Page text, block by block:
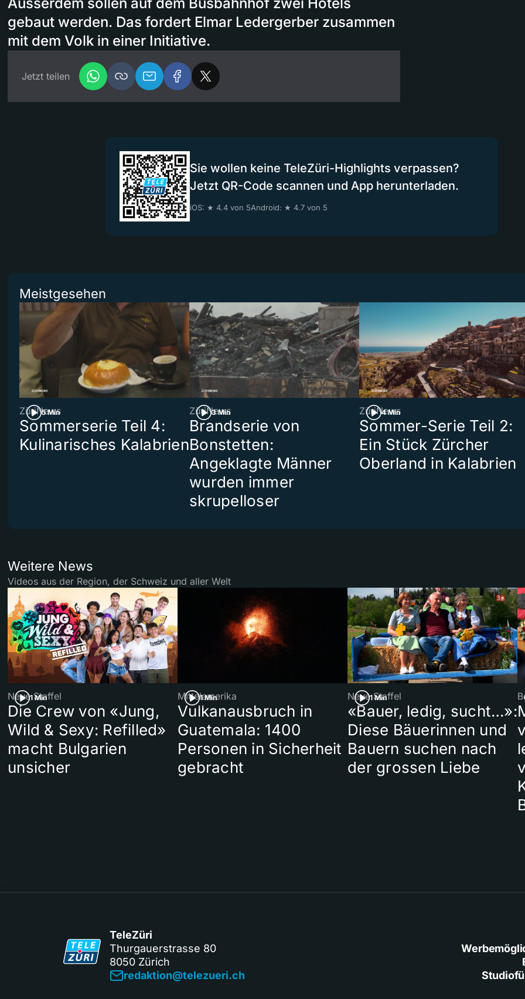
gebaut werden. Das fordert Elmar Ledergerber zusammen
mit dem Volk in einer Initiative.
Jetzt teilen
Sie wollen keine TeleZüri-Highlights verpassen?
Jetzt QR-Code scannen und App herunterladen.
iOS: ★ 4.4 von 5Android: ★ 4.7 von 5
Meistgesehen
5 Min
ZüriNews
Sommerserie Teil 4:
Kulinarisches Kalabrien
3 Min
ZüriNews
Brandserie von
Bonstetten:
Angeklagte Männer
wurden immer
skrupelloser
4 Min
ZüriNews
Sommer-Serie Teil 2:
Ein Stück Zürcher
Oberland in Kalabrien
Weitere News
Videos aus der Region, der Schweiz und aller Welt
1 Min
Neue Staffel
Die Crew von «Jung,
Wild & Sexy: Refilled»
macht Bulgarien
unsicher
1 Min
Mittelamerika
Vulkanausbruch in
Guatemala: 1400
Personen in Sicherheit
gebracht
1 Min
Neue Staffel
«Bauer, ledig, sucht…»:
Diese Bäuerinnen und
Bauern suchen nach
der grossen Liebe
TeleZüri
Thurgauerstrasse 80
8050 Zürich
redaktion@telezueri.ch